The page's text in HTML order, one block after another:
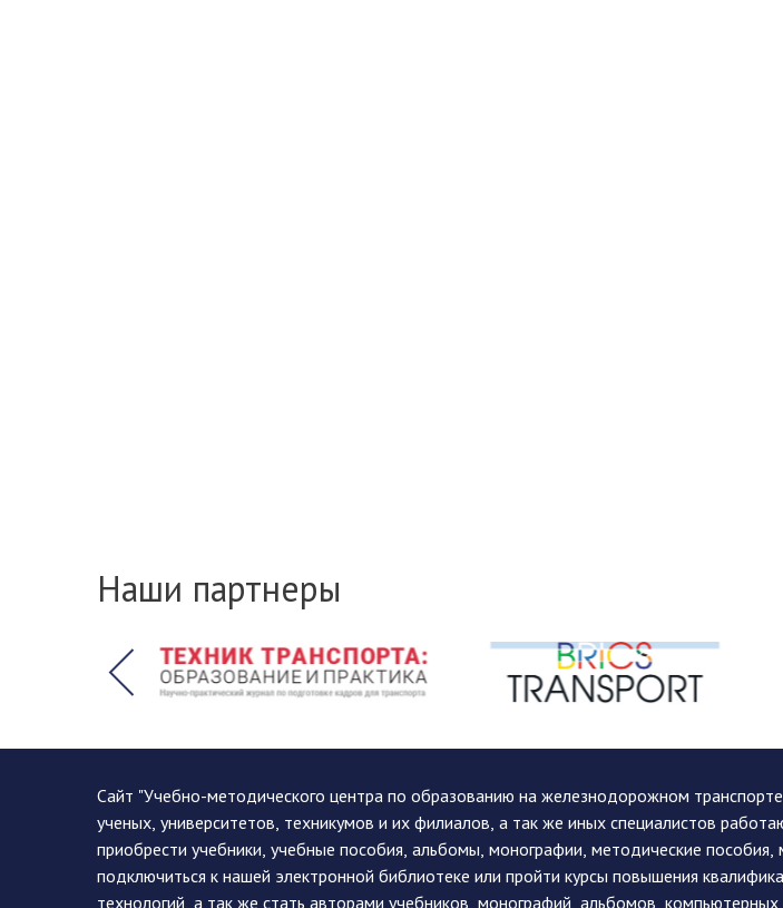
Наши партнеры
Сайт "Учебно-методического центра по образованию на железнодорожном
ученых, университетов, техникумов и их филиалов, а так же иных специалистов
приобрести учебники, учебные пособия, альбомы, монографии, методические
подключиться к нашей электронной библиотеке или пройти курсы повышения
технологий, а так же стать авторами учебников, монографий, альбомов,